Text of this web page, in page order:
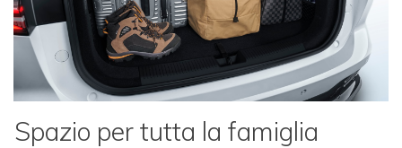
Spazio per tutta la famiglia